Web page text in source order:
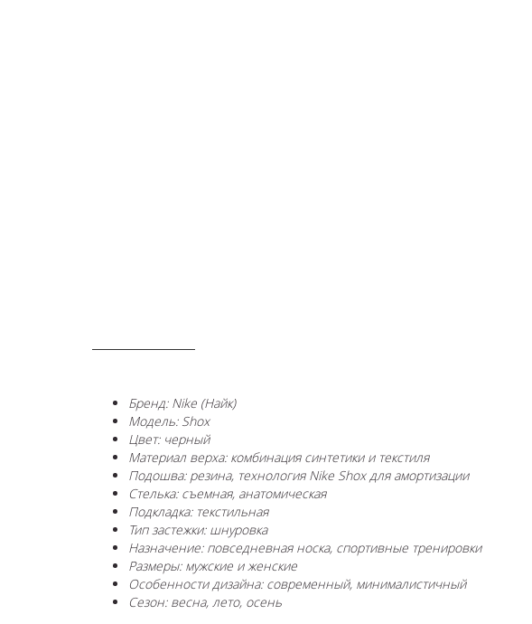
Бренд: Nike (Найк)
Модель: Shox
Цвет: черный
Материал верха: комбинация синтетики и текстиля
Подошва: резина, технология Nike Shox для амортизации
Стелька: съемная, анатомическая
Подкладка: текстильная
Тип застежки: шнуровка
Назначение: повседневная носка, спортивные тренировки
Размеры: мужские и женские
Особенности дизайна: современный, минималистичный
Сезон: весна, лето, осень